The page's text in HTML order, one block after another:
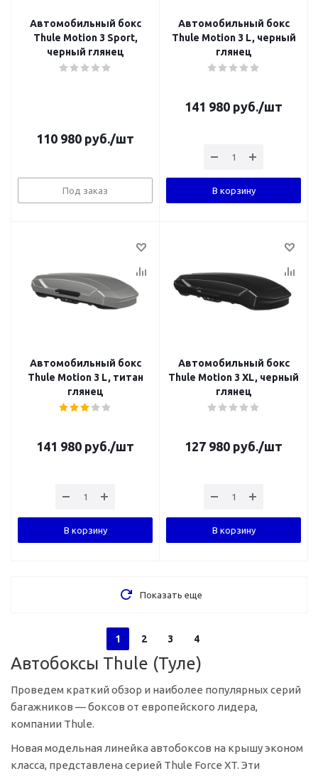
Автомобильный бокс
Thule Motion 3 Sport,
черный глянец
110 980 руб./шт
Под заказ
Автомобильный бокс
Thule Motion 3 L, черный
глянец
141 980 руб./шт
В корзину
Автомобильный бокс
Thule Motion 3 L, титан
глянец
141 980 руб./шт
В корзину
Автомобильный бокс
Thule Motion 3 XL, черный
глянец
127 980 руб./шт
В корзину
Показать еще
1 2 3 4
Автобоксы Thule (Туле)
Проведем краткий обзор и наиболее популярных серий
багажников — боксов от европейского лидера,
компании Thule.
Новая модельная линейка автобоксов на крышу эконом
класса, представлена серией Thule Force XT. Эти